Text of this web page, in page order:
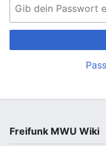
Freifunk MWU Wiki